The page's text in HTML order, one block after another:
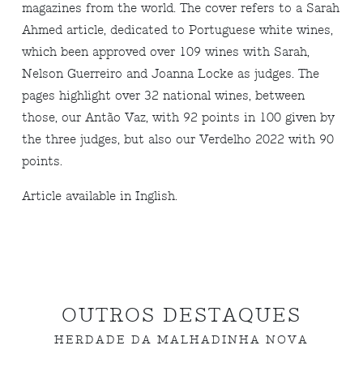
magazines from the world. The cover refers to a Sarah
Ahmed article, dedicated to Portuguese white wines,
which been approved over 109 wines with Sarah,
Nelson Guerreiro and Joanna Locke as judges. The
pages highlight over 32 national wines, between
those, our Antão Vaz, with 92 points in 100 given by
the three judges, but also our Verdelho 2022 with 90
points.
Article available in Inglish.
OUTROS DESTAQUES
HERDADE DA MALHADINHA NOVA